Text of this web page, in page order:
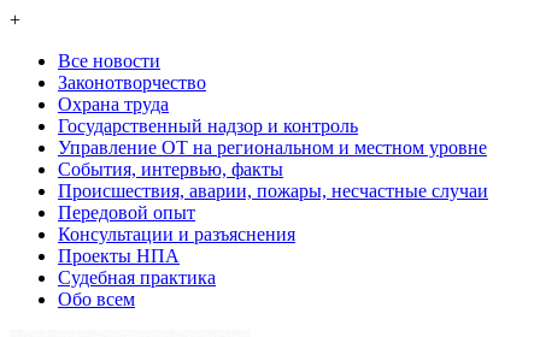
+
Все новости
Законотворчество
Охрана труда
Государственный надзор и контроль
Управление ОТ на региональном и местном уровне
События, интервью, факты
Происшествия, аварии, пожары, несчастные случаи
Передовой опыт
Консультации и разъяснения
Проекты НПА
Судебная практика
Обо всем